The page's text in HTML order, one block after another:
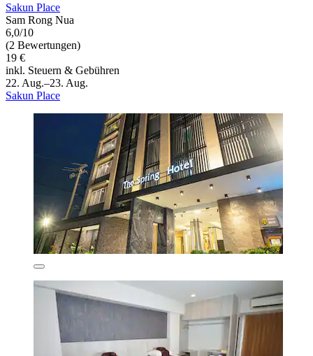
Sakun Place
Sam Rong Nua
6,0/10
(2 Bewertungen)
19 €
inkl. Steuern & Gebühren
22. Aug.–23. Aug.
Sakun Place